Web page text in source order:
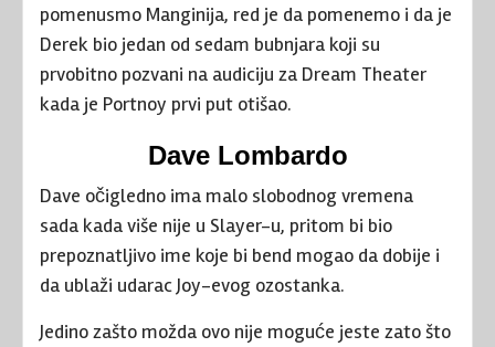
pomenusmo Manginija, red je da pomenemo i da je
Derek bio jedan od sedam bubnjara koji su
prvobitno pozvani na audiciju za Dream Theater
kada je Portnoy prvi put otišao.
Dave Lombardo
Dave očigledno ima malo slobodnog vremena
sada kada više nije u Slayer-u, pritom bi bio
prepoznatljivo ime koje bi bend mogao da dobije i
da ublaži udarac Joy-evog ozostanka.
Jedino zašto možda ovo nije moguće jeste zato što